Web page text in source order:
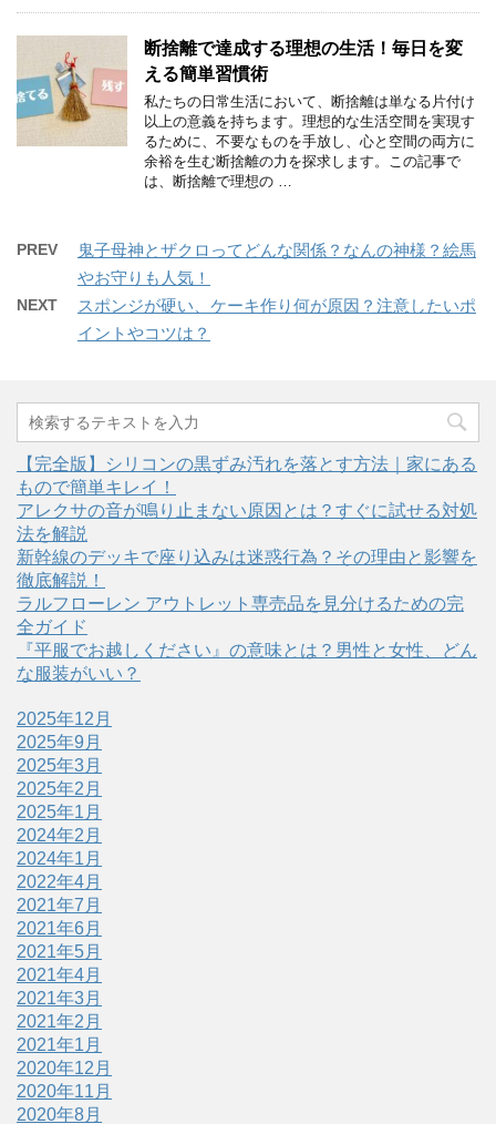
断捨離で達成する理想の生活！毎日を変
える簡単習慣術
私たちの日常生活において、断捨離は単なる片付け
以上の意義を持ちます。理想的な生活空間を実現す
るために、不要なものを手放し、心と空間の両方に
余裕を生む断捨離の力を探求します。この記事で
は、断捨離で理想の …
PREV
鬼子母神とザクロってどんな関係？なんの神様？絵馬
やお守りも人気！
NEXT
スポンジが硬い、ケーキ作り何が原因？注意したいポ
イントやコツは？
【完全版】シリコンの黒ずみ汚れを落とす方法｜家にある
もので簡単キレイ！
アレクサの音が鳴り止まない原因とは？すぐに試せる対処
法を解説
新幹線のデッキで座り込みは迷惑行為？その理由と影響を
徹底解説！
ラルフローレン アウトレット専売品を見分けるための完
全ガイド
『平服でお越しください』の意味とは？男性と女性、どん
な服装がいい？
2025年12月
2025年9月
2025年3月
2025年2月
2025年1月
2024年2月
2024年1月
2022年4月
2021年7月
2021年6月
2021年5月
2021年4月
2021年3月
2021年2月
2021年1月
2020年12月
2020年11月
2020年8月